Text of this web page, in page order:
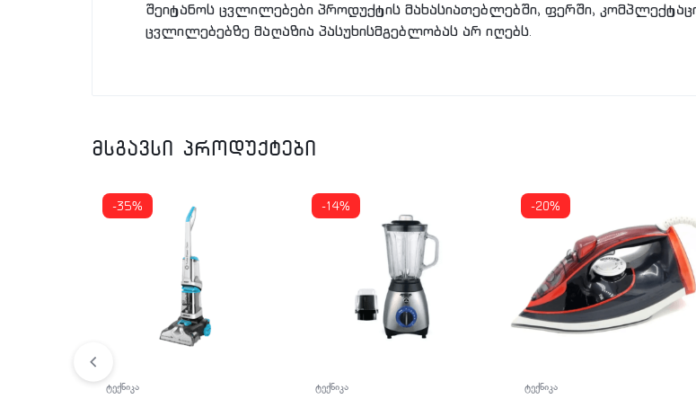
შეიტანოს ცვლილებები პროდუქტის მახასიათებლებში, ფერში,
ცვლილებებზე მაღაზია პასუხისმგებლობას არ იღებს.
მსგავსი პროდუქტები
-35%
ტექნიკა
-14%
ტექნიკა
-20%
ტექნიკა